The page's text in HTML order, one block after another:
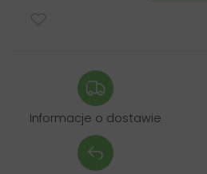
Informacje o dostawie